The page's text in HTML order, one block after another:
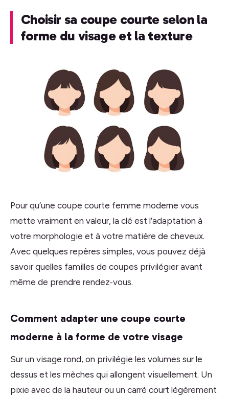
Choisir sa coupe courte selon la
forme du visage et la texture
Pour qu’une coupe courte femme moderne vous
mette vraiment en valeur, la clé est l’adaptation à
votre morphologie et à votre matière de cheveux.
Avec quelques repères simples, vous pouvez déjà
savoir quelles familles de coupes privilégier avant
même de prendre rendez‑vous.
Comment adapter une coupe courte
moderne à la forme de votre visage
Sur un visage rond, on privilégie les volumes sur le
dessus et les mèches qui allongent visuellement. Un
pixie avec de la hauteur ou un carré court légèrement